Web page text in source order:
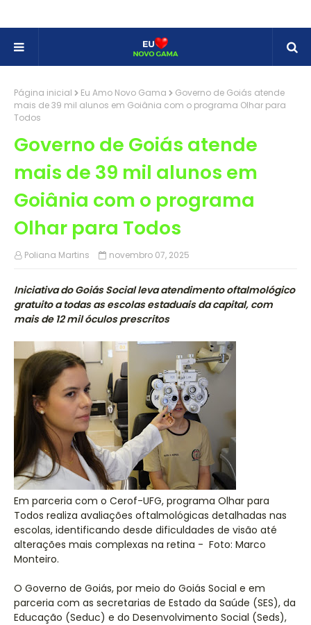
Página inicial Eu Amo Novo Gama
Governo de Goiás atende
mais de 39 mil alunos em Goiânia com o programa Olhar para
Todos
Governo de Goiás atende
mais de 39 mil alunos em
Goiânia com o programa
Olhar para Todos
Poliana Martins novembro 07, 2025
Iniciativa do Goiás Social leva atendimento oftalmológico
gratuito a todas as escolas estaduais da capital, com
mais de 12 mil óculos prescritos
Em parceria com o Cerof-UFG, programa Olhar para
Todos realiza avaliações oftalmológicas detalhadas nas
escolas, identificando desde dificuldades de visão até
alterações mais complexas na retina - Foto: Marco
Monteiro.
O Governo de Goiás, por meio do Goiás Social e em
parceria com as secretarias de Estado da Saúde (SES), da
Educação (Seduc) e do Desenvolvimento Social (Seds),